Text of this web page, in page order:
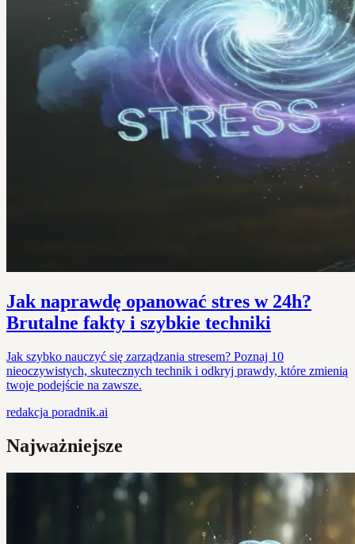
Jak naprawdę opanować stres w 24h?
Brutalne fakty i szybkie techniki
Jak szybko nauczyć się zarządzania stresem? Poznaj 10
nieoczywistych, skutecznych technik i odkryj prawdy, które zmienią
twoje podejście na zawsze.
redakcja poradnik.ai
Najważniejsze